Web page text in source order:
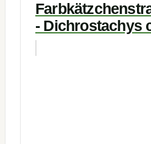
- Dichrostachys